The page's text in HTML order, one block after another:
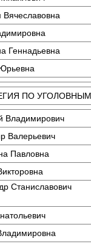
Геннадьевна
ПО
Владимирович
Валерьевич
Павловна
Станиславович